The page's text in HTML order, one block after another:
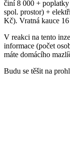
činí 8 000 +
spol. prostor) +
Kč). Vratná kauce
V reakci na tento
informace (počet
máte domácího
Budu se těšit na